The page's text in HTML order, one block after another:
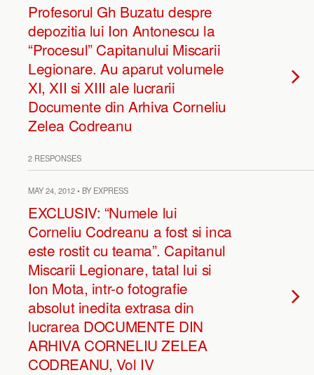
Profesorul Gh Buzatu despre
depozitia lui Ion Antonescu la
“Procesul” Capitanului Miscarii
Legionare. Au aparut volumele
XI, XII si XIII ale lucrarii
Documente din Arhiva Corneliu
Zelea Codreanu
2 RESPONSES
MAY 24, 2012 • BY EXPRESS
EXCLUSIV: “Numele lui
Corneliu Codreanu a fost si inca
este rostit cu teama”. Capitanul
Miscarii Legionare, tatal lui si
Ion Mota, intr-o fotografie
absolut inedita extrasa din
lucrarea DOCUMENTE DIN
ARHIVA CORNELIU ZELEA
CODREANU, Vol IV